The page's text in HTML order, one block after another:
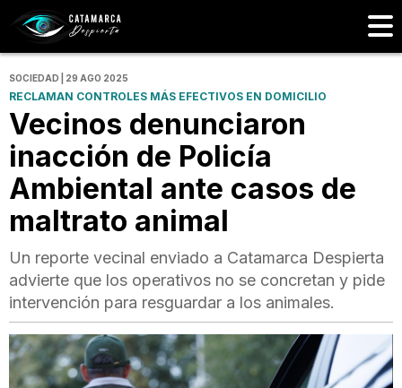
SOCIEDAD | 29 AGO 2025
RECLAMAN CONTROLES MÁS EFECTIVOS EN DOMICILIO
Vecinos denunciaron
inacción de Policía
Ambiental ante casos de
maltrato animal
Un reporte vecinal enviado a Catamarca Despierta
advierte que los operativos no se concretan y pide
intervención para resguardar a los animales.